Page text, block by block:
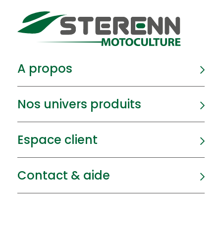
A propos
Nos univers produits
Espace client
Contact & aide